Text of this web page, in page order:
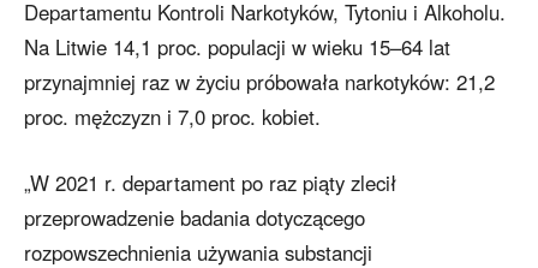
Departamentu Kontroli Narkotyków, Tytoniu i Alkoholu.
Na Litwie 14,1 proc. populacji w wieku 15–64 lat
przynajmniej raz w życiu próbowała narkotyków: 21,2
proc. mężczyzn i 7,0 proc. kobiet.
„W 2021 r. departament po raz piąty zlecił
przeprowadzenie badania dotyczącego
rozpowszechnienia używania substancji